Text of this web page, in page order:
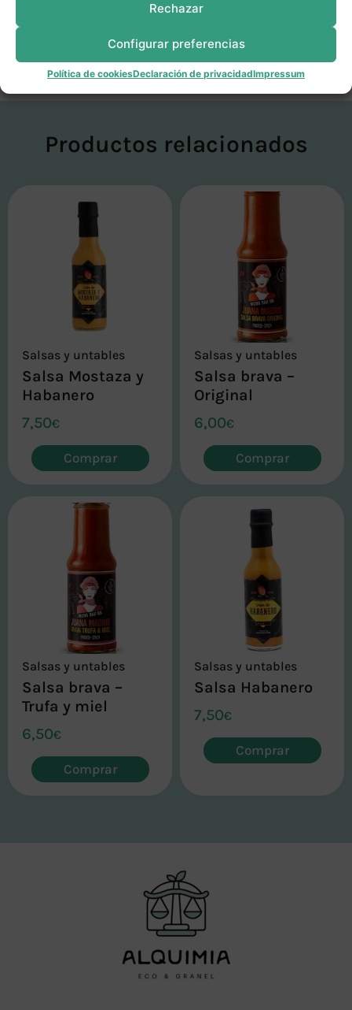
Rechazar
Configurar preferencias
Política de cookiesDeclaración de privacidadImpressum
Información nutricional
Productos relacionados
Salsas y untables
Salsa Mostaza y
Habanero
7,50€
Comprar
Salsas y untables
Salsa brava –
Original
6,00€
Comprar
Salsas y untables
Salsa brava –
Trufa y miel
6,50€
Comprar
Salsas y untables
Salsa Habanero
7,50€
Comprar